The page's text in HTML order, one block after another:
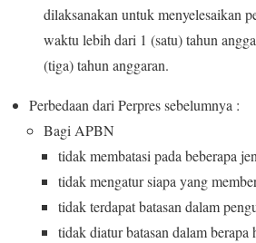
dilaksanakan untuk menyelesaikan
waktu lebih dari 1 (satu) tahun
(tiga) tahun anggaran.
Perbedaan dari Perpres sebelumnya :
Bagi APBN
tidak membatasi pada beberapa
tidak mengatur siapa yang
tidak terdapat batasan dalam
tidak diatur batasan dalam berapa